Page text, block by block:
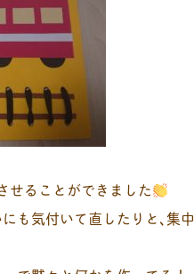
せることができました
も気付いて直したりと､集